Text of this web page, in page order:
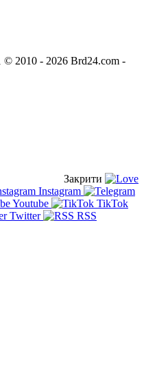
© 2010 - 2026 Brd24.com -
Закрити
Instagram
Youtube
TikTok
Twitter RSS